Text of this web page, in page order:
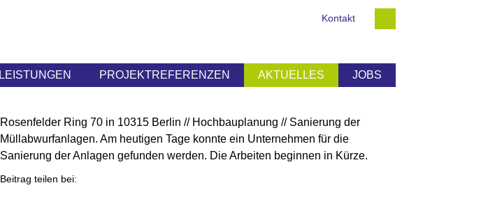
Kontakt
LEISTUNGEN PROJEKTREFERENZEN AKTUELLES JOBS
Rosenfelder Ring 70 in 10315 Berlin // Hochbauplanung // Sanierung der
Müllabwurfanlagen. Am heutigen Tage konnte ein Unternehmen für die
Sanierung der Anlagen gefunden werden. Die Arbeiten beginnen in Kürze.
Beitrag teilen bei: